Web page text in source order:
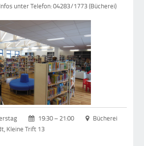
unter Telefon: 04283/1773 (Bücherei)
19:30 – 21:00
Bücherei
Kleine Trift 13